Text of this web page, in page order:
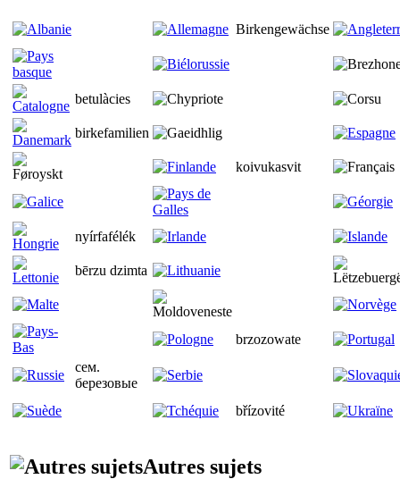
Birkengewächse
betulàcies
birkefamilien
koivukasvit
nyírfafélék
bērzu dzimta
brzozowate
сем.
березовые
břízovité
Autres sujets